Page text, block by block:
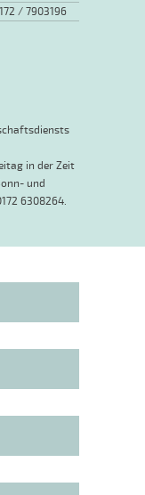
/ 7903196
in der Zeit
und
6308264.